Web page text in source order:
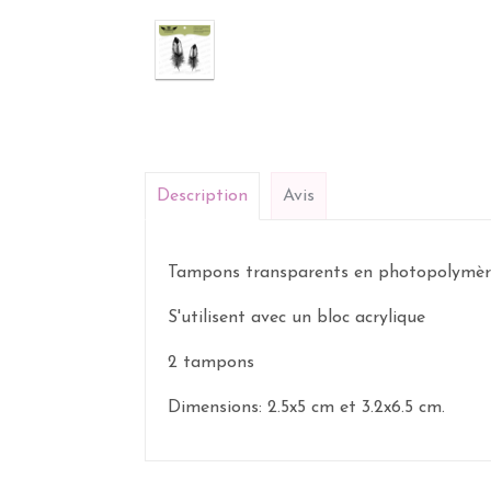
Description Avis
Tampons transparents en
S'utilisent avec un bloc acrylique
2 tampons
Dimensions: 2.5x5 cm et 3.2x6.5 cm.